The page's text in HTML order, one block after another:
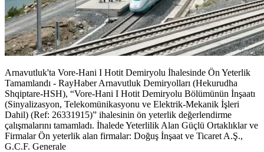
Arnavutluk'ta Vore-Hani I Hotit Demiryolu İhalesinde Ön Yeterlik
Tamamlandı - RayHaber Arnavutluk Demiryolları (Hekurudha
Shqiptare-HSH), “Vore-Hani I Hotit Demiryolu Bölümünün İnşaatı
(Sinyalizasyon, Telekomünikasyonu ve Elektrik-Mekanik İşleri
Dahil) (Ref: 26331915)” ihalesinin ön yeterlik değerlendirme
çalışmalarını tamamladı. İhalede Yeterlilik Alan Güçlü Ortaklıklar ve
Firmalar Ön yeterlik alan firmalar: Doğuş İnşaat ve Ticaret A.Ş.,
G.C.F. Generale